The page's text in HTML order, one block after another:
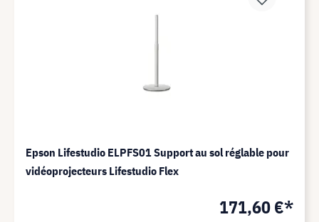
Epson Lifestudio ELPFS01 Support au sol réglable pour
vidéoprojecteurs Lifestudio Flex
171,60 €*